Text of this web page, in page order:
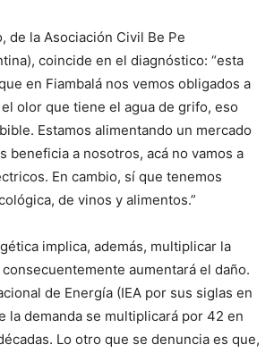
de la Asociación Civil Be Pe
coincide en el diagnóstico: “esta
en Fiambalá nos vemos obligados a
olor que tiene el agua de grifo, eso
Estamos alimentando un mercado
beneficia a nosotros, acá no vamos a
En cambio, sí que tenemos
de vinos y alimentos.”
implica, además, multiplicar la
aumentará el daño.
de Energía (IEA por sus siglas en
la demanda se multiplicará por 42 en
Lo otro que se denuncia es que,